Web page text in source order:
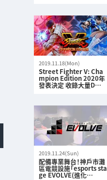
2019.11.18(Mon)
Street Fighter V: Cha
mpion Edition 2020年
發表決定 收錄大量D…
2019.11.24(Sun)
配備專業舞台！神戶市灘
區電競設施「esports sta
ge EVOLVE(進化…